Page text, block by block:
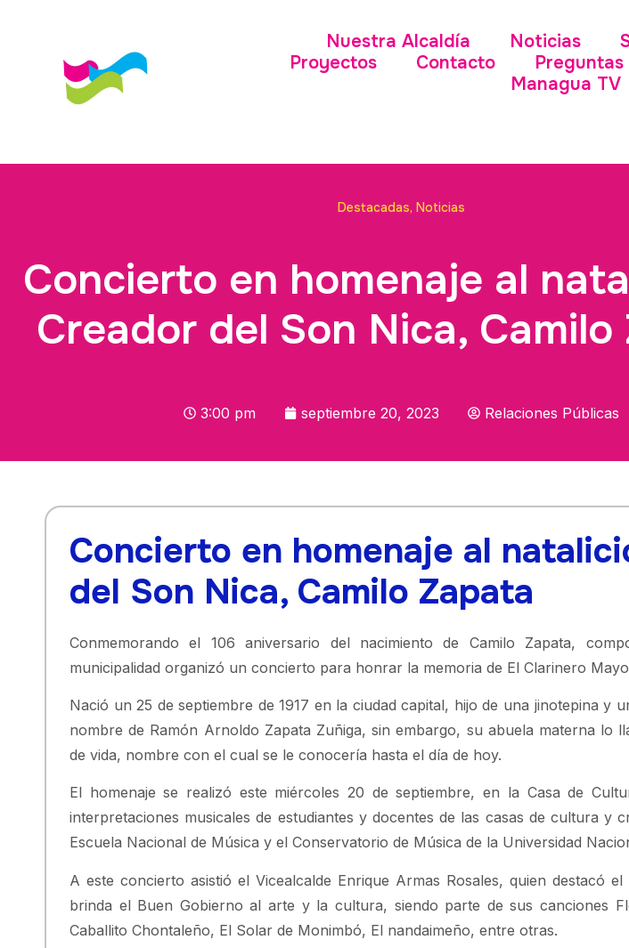
Nuestra Alcaldía Noticias
Proyectos
Contacto
Managua TV
Destacadas, Noticias
Concierto en homenaje al
Creador del Son Nica, Camilo
3:00 pm septiembre 20, 2023 Relaciones Públicas
Concierto en homenaje al
del Son Nica, Camilo Zapata
Conmemorando el 106 aniversario del nacimiento de Camilo Zapata,
municipalidad organizó un concierto para honrar la memoria de El Clarinero
Nació un 25 de septiembre de 1917 en la ciudad capital, hijo de una jinotepina y
nombre de Ramón Arnoldo Zapata Zuñiga, sin embargo, su abuela materna lo
de vida, nombre con el cual se le conocería hasta el día de hoy.
El homenaje se realizó este miércoles 20 de septiembre, en la Casa de
interpretaciones musicales de estudiantes y docentes de las casas de cultura y
Escuela Nacional de Música y el Conservatorio de Música de la Universidad
A este concierto asistió el Vicealcalde Enrique Armas Rosales, quien destacó
brinda el Buen Gobierno al arte y la cultura, siendo parte de sus canciones
Caballito Chontaleño, El Solar de Monimbó, El nandaimeño, entre otras.